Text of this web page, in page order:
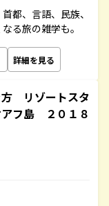
都、言語、民族、
る旅の雑学も。
詳細を見る
リゾートスタ
フ島 ２０１８